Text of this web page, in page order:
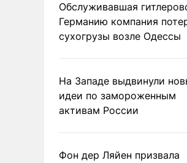
Обслуживавшая
Германию компания
сухогрузы возле Одессы
На Западе выдвинули
идеи по замороженным
активам России
Фон дер Ляйен призвала